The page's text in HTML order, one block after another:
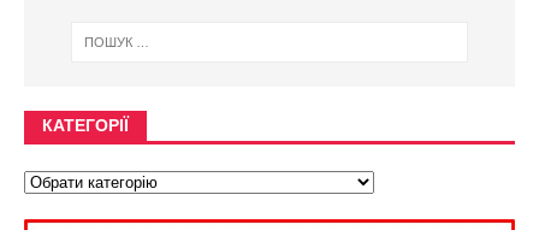
КАТЕГОРІЇ